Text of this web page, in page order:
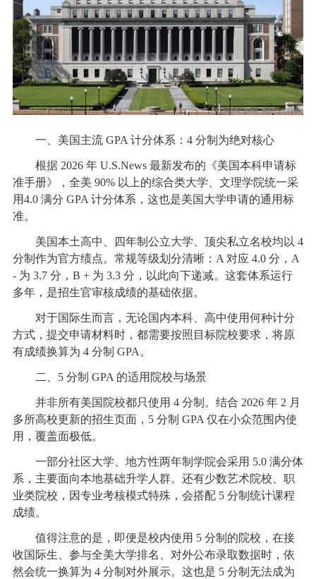
一、美国主流 GPA 计分体系：4 分制为绝对核心
根据 2026 年 U.S.News 最新发布的《美国本科申请标
准手册》，全美 90% 以上的综合类大学、文理学院统一采
用4.0 满分 GPA 计分体系，这也是美国大学申请的通用标
准。
美国本土高中、四年制公立大学、顶尖私立名校均以 4
分制作为官方绩点。常规等级划分清晰：A 对应 4.0 分，A
- 为 3.7 分，B + 为 3.3 分，以此向下递减。这套体系运行
多年，是招生官审核成绩的基础依据。
对于国际生而言，无论国内本科、高中使用何种计分
方式，提交申请材料时，都需要按照目标院校要求，将原
有成绩换算为 4 分制 GPA。
二、5 分制 GPA 的适用院校与场景
并非所有美国院校都只使用 4 分制。结合 2026 年 2 月
多所高校更新的招生页面，5 分制 GPA 仅在小众范围内使
用，覆盖面极低。
一部分社区大学、地方性两年制学院会采用 5.0 满分体
系，主要面向本地基础升学人群。还有少数艺术院校、职
业类院校，因专业考核模式特殊，会搭配 5 分制统计课程
成绩。
值得注意的是，即便是校内使用 5 分制的院校，在接
收国际生、参与全美大学排名、对外公布录取数据时，依
然会统一换算为 4 分制对外展示。这也是 5 分制无法成为